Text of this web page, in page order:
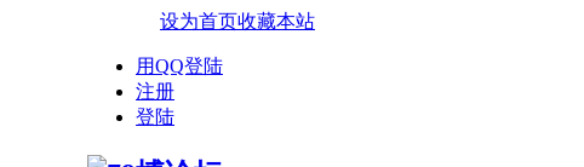
设为首页收藏本站
用QQ登陆
注册
登陆